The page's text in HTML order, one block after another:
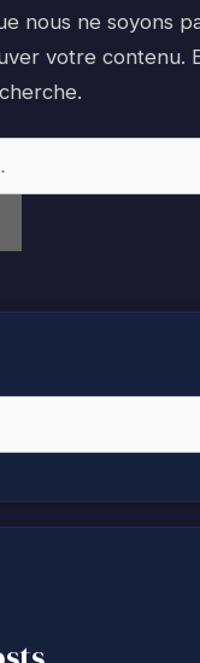
nous ne soyons
votre contenu.